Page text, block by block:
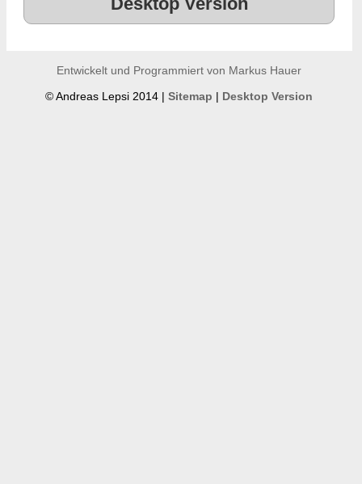
Entwickelt und Programmiert von Markus Hauer
© Andreas Lepsi 2014 |Sitemap | Desktop Version